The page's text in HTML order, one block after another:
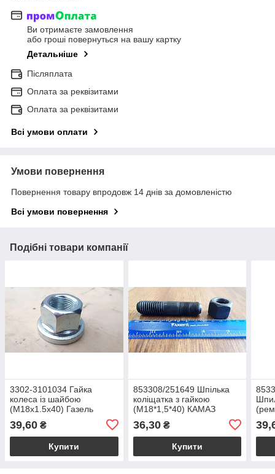
Ви отримаєте замовлення
або гроші повернуться на вашу картку
Детальніше
Післяплата
Оплата за реквізитами
Оплата за реквізитами
Всі умови оплати
Умови повернення
Повернення товару впродовж 14 днів за домовленістю
Всі умови повернення
Подібні товари компанії
3302-3101034 Гайка
колеса із шайбою
(М18х1.5х40) Газель
39,60 ₴
Купити
853308/251649 Шпілька
коліщатка з гайкою
(М18*1,5*40) КАМАЗ
36,30₴
Купити